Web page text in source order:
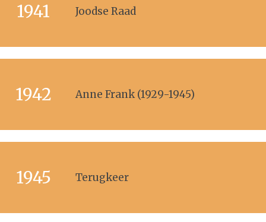
1941 Joodse Raad
1942 Anne Frank (1929-1945)
1945 Terugkeer